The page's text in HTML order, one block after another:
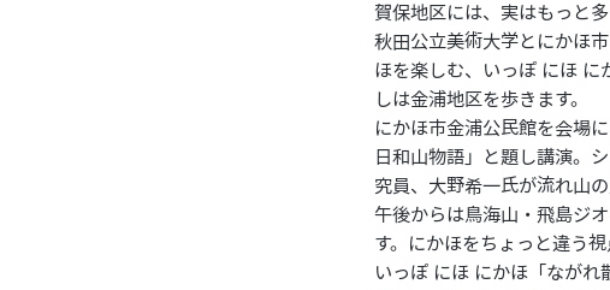
賀保地区には、実はもっと
秋田公立美術大学とにかほ
ほを楽しむ、いっぽ にほ に
しは金浦地区を歩きます。
にかほ市金浦公民館を会場
日和山物語」と題し講演。
究員、大野希一氏が流れ山
午後からは鳥海山・飛島ジ
す。にかほをちょっと違う
いっぽ にほ にかほ「ながれ